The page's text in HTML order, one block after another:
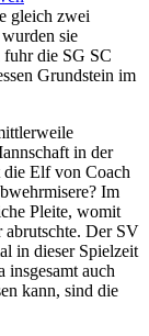
gleich zwei
sie
die SG SC
Grundstein im
in der
Elf von Coach
Im
Pleite, womit
Der SV
in dieser Spielzeit
insgesamt auch
kann, sind die